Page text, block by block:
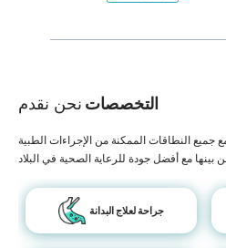
التخصصات نحن نقدم
جميع النطاقات الممكنة من الإجراءات الطبية
جراحة لعلاج البدانة